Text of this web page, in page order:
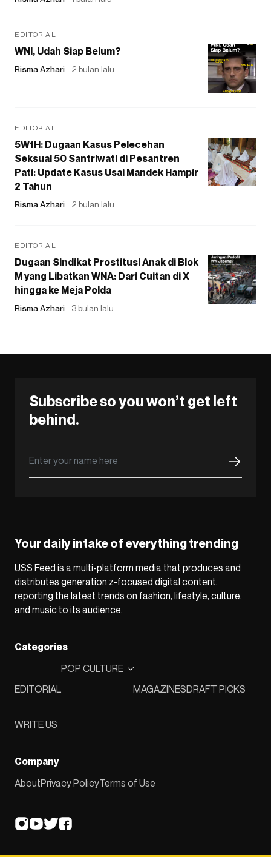
EDITORIAL
WNI, Udah Siap Belum?
Risma Azhari 2 bulan lalu
EDITORIAL
5W1H: Dugaan Kasus Pelecehan
Seksual 50 Santriwati di Pesantren
Pati: Update Kasus Usai Mandek Hampir
2 Tahun
Risma Azhari 2 bulan lalu
EDITORIAL
Dugaan Sindikat Prostitusi Anak di Blok
M yang Libatkan WNA: Dari Cuitan di X
hingga ke Meja Polda
Risma Azhari 3 bulan lalu
Subscribe so you won’t get left
behind.
Your daily intake of everything trending
USS Feed is a multi-platform media that produces and
distributes generation z-focused digital content,
reporting the latest trends on fashion, lifestyle, culture,
and music to its audience.
Categories
EDITORIAL
POP CULTURE
MAGAZINESDRAFT PICKS
WRITE US
Company
AboutPrivacy PolicyTerms of Use